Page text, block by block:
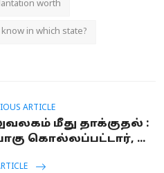
worth
in which state?
ARTICLE
மீது தாக்குதல் :
கொல்லப்பட்டார், ...